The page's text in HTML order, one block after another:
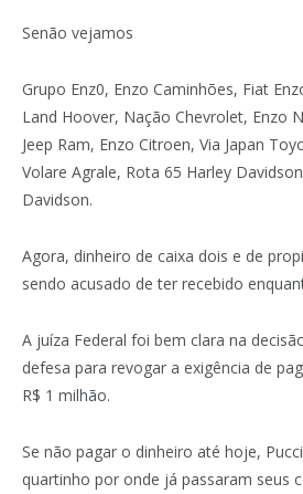
Senão vejamos
Grupo Enz0, Enzo Caminhões, Fiat
Land Hoover, Nação Chevrolet, Enzo
Jeep Ram, Enzo Citroen, Via Japan
Volare Agrale, Rota 65 Harley
Davidson.
Agora, dinheiro de caixa dois e de
sendo acusado de ter recebido
A juíza Federal foi bem clara na
defesa para revogar a exigência de
R$ 1 milhão.
Se não pagar o dinheiro até hoje,
quartinho por onde já passaram seus